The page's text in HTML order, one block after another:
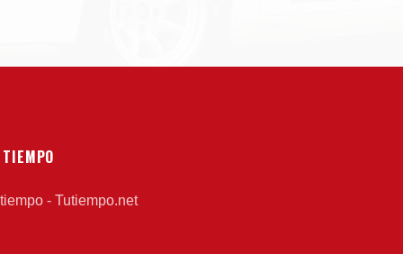
- Tutiempo.net